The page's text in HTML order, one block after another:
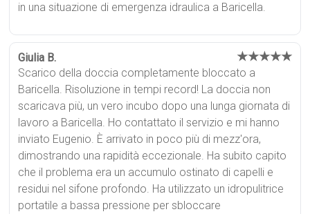
in una situazione di emergenza idraulica a Baricella.
Giulia B. ★★★★★
Scarico della doccia completamente bloccato a
Baricella. Risoluzione in tempi record! La doccia non
scaricava più, un vero incubo dopo una lunga giornata di
lavoro a Baricella. Ho contattato il servizio e mi hanno
inviato Eugenio. È arrivato in poco più di mezz'ora,
dimostrando una rapidità eccezionale. Ha subito capito
che il problema era un accumulo ostinato di capelli e
residui nel sifone profondo. Ha utilizzato un idropulitrice
portatile a bassa pressione per sbloccare